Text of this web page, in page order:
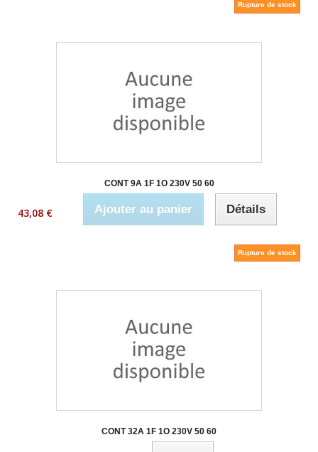
Rupture de stock
CONT 9A 1F 1O 230V 50 60
43,08 € Ajouter au panier Détails
Rupture de stock
CONT 32A 1F 1O 230V 50 60